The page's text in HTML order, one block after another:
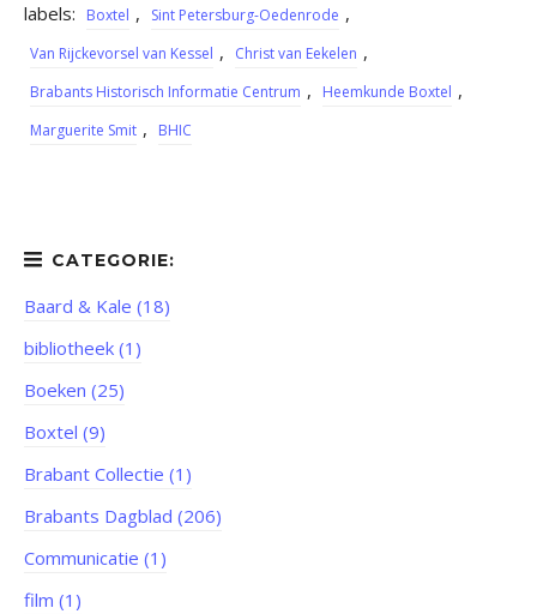
labels: Boxtel , Sint Petersburg-Oedenrode ,
Van Rijckevorsel van Kessel , Christ van Eekelen ,
Brabants Historisch Informatie Centrum , Heemkunde Boxtel ,
Marguerite Smit , BHIC
Baard & Kale (18)
bibliotheek (1)
Boeken (25)
Boxtel (9)
Brabant Collectie (1)
Brabants Dagblad (206)
Communicatie (1)
film (1)